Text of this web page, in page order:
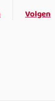
Volgen